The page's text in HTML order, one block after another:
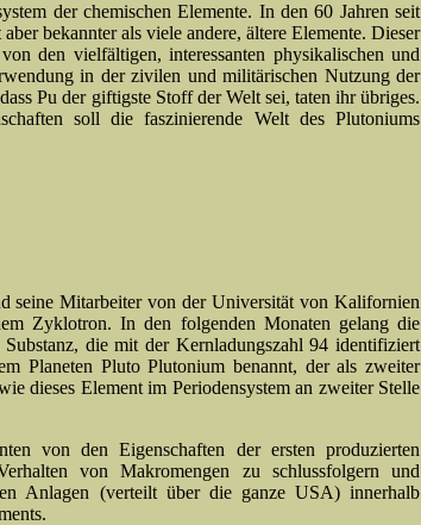
der chemischen Elemente. In den 60 Jahren seit
bekannter als viele andere, ältere Elemente. Dieser
den vielfältigen, interessanten physikalischen und
in der zivilen und militärischen Nutzung der
Pu der giftigste Stoff der Welt sei, taten ihr übriges.
soll die faszinierende Welt des Plutoniums
seine Mitarbeiter von der Universität von Kalifornien
Zyklotron. In den folgenden Monaten gelang die
die mit der Kernladungszahl 94 identifiziert
Planeten Pluto Plutonium benannt, der als zweiter
dieses Element im Periodensystem an zweiter Stelle
von den Eigenschaften der ersten produzierten
von Makromengen zu schlussfolgern und
Anlagen (verteilt über die ganze USA) innerhalb